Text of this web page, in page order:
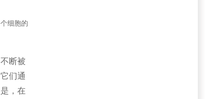
细胞的
断被
们通
，在